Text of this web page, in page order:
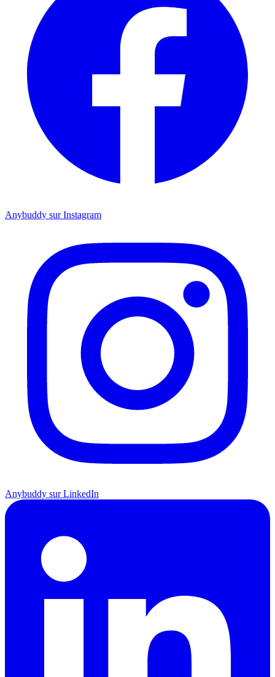
Anybuddy sur Instagram
Anybuddy sur LinkedIn